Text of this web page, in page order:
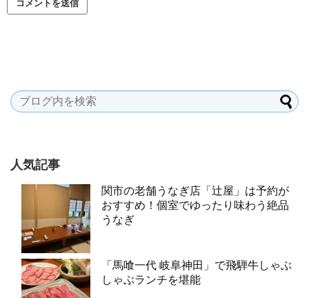
人気記事
関市の老舗うなぎ店「辻屋」は予約が
おすすめ！個室でゆったり味わう絶品
うなぎ
「馬喰一代 岐阜神田」で飛騨牛しゃぶ
しゃぶランチを堪能